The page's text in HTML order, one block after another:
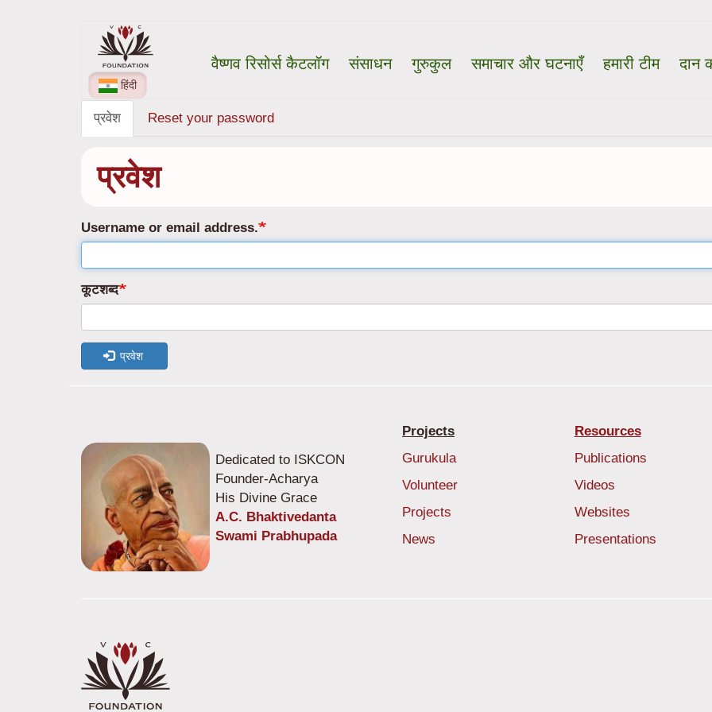
हिंदी
मुख्य
नेविगेशन
वैष्णव रिसोर्स कैटलॉग संसाधन गुरुकुल समाचार और घटनाएँ हमारी टीम दान
प्राथमिक
टैब्स
प्रवेश (सक्रियReset your password
प्रवेश
Username or email address.
कूटशब्द
प्रवेश
Dedicated to ISKCON
Founder-Acharya
His Divine Grace
A.C. Bhaktivedanta
Swami Prabhupada
Projects
Gurukula
Volunteer
Projects
News
Resources
Publications
Videos
Websites
Presentations